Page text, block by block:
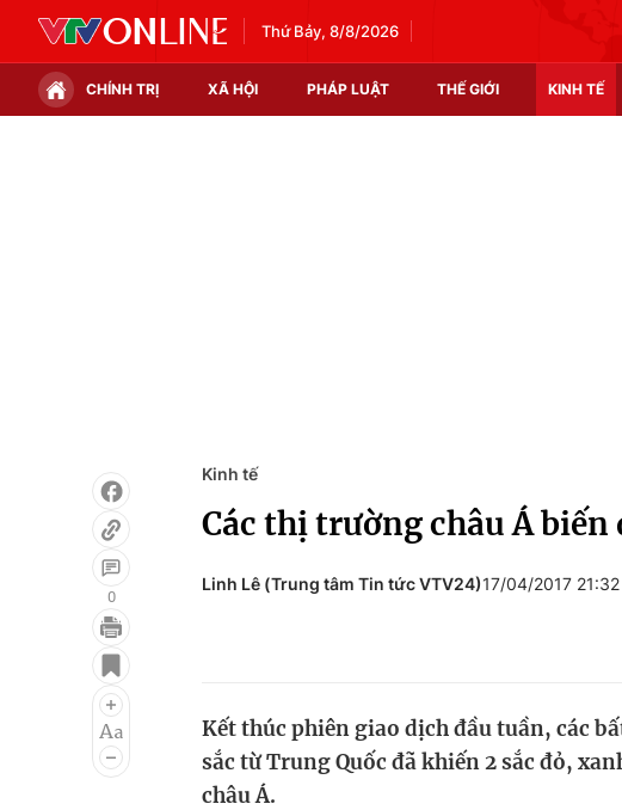
Thứ Bảy, 8/8/2026
CHÍNH TRỊ XÃ HỘI PHÁP LUẬT THẾ GIỚI KINH TẾ
Điện ảnh
Âm nhạc
Làm đẹp
0
Kinh tế
Các thị trường châu Á
Linh Lê (Trung tâm Tin tức VTV24)17/04/2017
Kết thúc phiên giao dịch đầu tuần, các
sắc từ Trung Quốc đã khiến 2 sắc đỏ,
châu Á.